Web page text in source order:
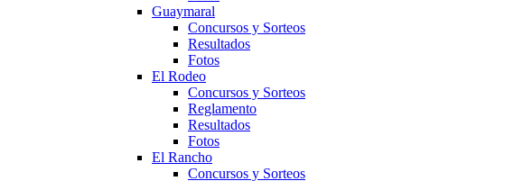
Guaymaral
Concursos y Sorteos
Resultados
Fotos
El Rodeo
Concursos y Sorteos
Reglamento
Resultados
Fotos
El Rancho
Concursos y Sorteos